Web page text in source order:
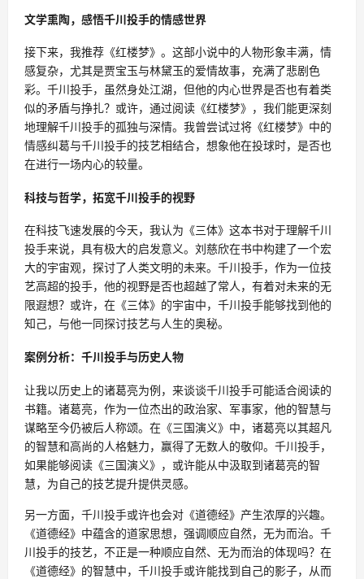
文学熏陶，感悟千川投手的情感世界
接下来，我推荐《红楼梦》。这部小说中的人物形象丰满，情
感复杂，尤其是贾宝玉与林黛玉的爱情故事，充满了悲剧色
彩。千川投手，虽然身处江湖，但他的内心世界是否也有着类
似的矛盾与挣扎？或许，通过阅读《红楼梦》，我们能更深刻
地理解千川投手的孤独与深情。我曾尝试过将《红楼梦》中的
情感纠葛与千川投手的技艺相结合，想象他在投球时，是否也
在进行一场内心的较量。
科技与哲学，拓宽千川投手的视野
在科技飞速发展的今天，我认为《三体》这本书对于理解千川
投手来说，具有极大的启发意义。刘慈欣在书中构建了一个宏
大的宇宙观，探讨了人类文明的未来。千川投手，作为一位技
艺高超的投手，他的视野是否也超越了常人，有着对未来的无
限遐想？或许，在《三体》的宇宙中，千川投手能够找到他的
知己，与他一同探讨技艺与人生的奥秘。
案例分析：千川投手与历史人物
让我以历史上的诸葛亮为例，来谈谈千川投手可能适合阅读的
书籍。诸葛亮，作为一位杰出的政治家、军事家，他的智慧与
谋略至今仍被后人称颂。在《三国演义》中，诸葛亮以其超凡
的智慧和高尚的人格魅力，赢得了无数人的敬仰。千川投手，
如果能够阅读《三国演义》，或许能从中汲取到诸葛亮的智
慧，为自己的技艺提升提供灵感。
另一方面，千川投手或许也会对《道德经》产生浓厚的兴趣。
《道德经》中蕴含的道家思想，强调顺应自然，无为而治。千
川投手的技艺，不正是一种顺应自然、无为而治的体现吗？在
《道德经》的智慧中，千川投手或许能找到自己的影子，从而